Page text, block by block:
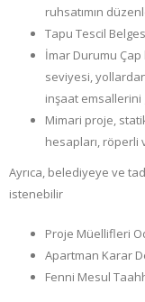
ruhsatımın
Tapu Tescil
İmar Durumu Çap
seviyesi,
inşaat
Mimari proje,
hesapları, röperli
Ayrıca, belediyeye ve
istenebilir
Proje Müellifleri
Apartman Karar
Fenni Mesul